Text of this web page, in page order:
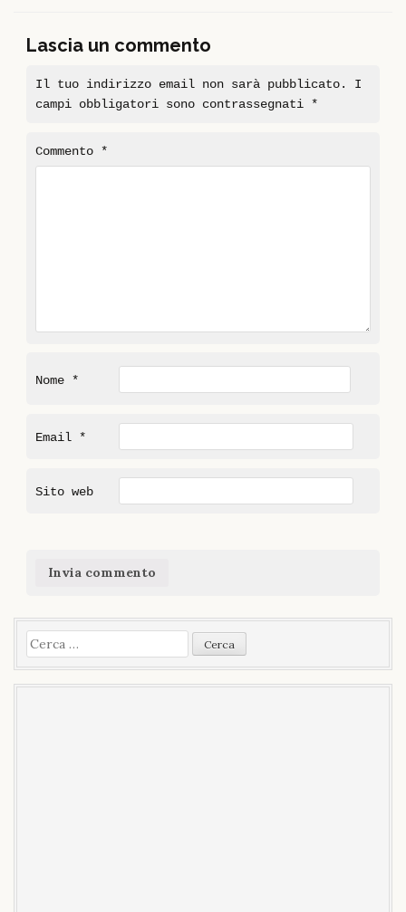
Lascia un commento
Il tuo indirizzo email non sarà pubblicato.
I
campi obbligatori sono contrassegnati *
Commento *
Nome *
Email *
Sito web
Ricerca
per: